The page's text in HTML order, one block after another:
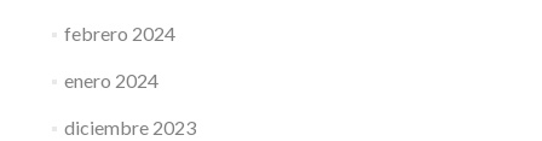
febrero 2024
enero 2024
diciembre 2023